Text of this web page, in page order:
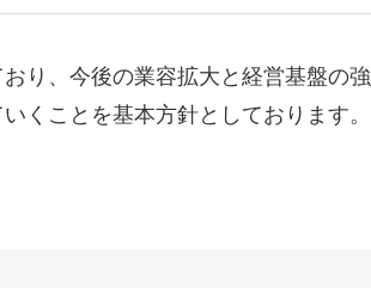
り、今後の業容拡大と経営基盤の強
くことを基本方針としております。